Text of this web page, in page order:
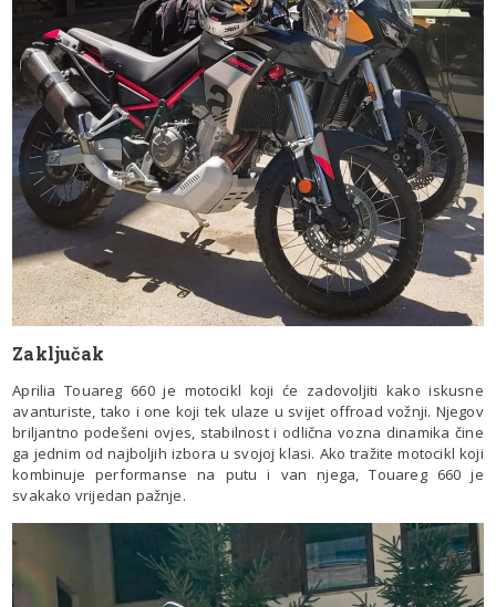
Zaključak
Aprilia Touareg 660 je motocikl koji će zadovoljiti kako iskusne
avanturiste, tako i one koji tek ulaze u svijet offroad vožnji. Njegov
briljantno podešeni ovjes, stabilnost i odlična vozna dinamika čine
ga jednim od najboljih izbora u svojoj klasi. Ako tražite motocikl koji
kombinuje performanse na putu i van njega, Touareg 660 je
svakako vrijedan pažnje.